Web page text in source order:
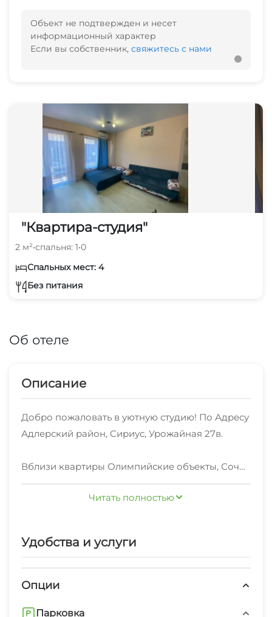
Объект не подтвержден и несет
информационный характер
Если вы собственник, свяжитесь с нами
"Квартира-студия"
2 м²•спальня: 1•0
Спальных мест: 4
Без питания
Об отеле
Описание
Добро пожаловать в уютную студию! По Адресу
Адлерский район, Сириус, Урожайная 27в.
Вблизи квартиры Олимпийские объекты, Сочи
Парк, Имеретинская набережная.
Абхазская граница в пешей доступности 15 мин
Рядом магазин, рынок, автобусные остановки, 5
другую сторону и Вы в центре Адлера.
В квартире есть все для комфортного
Читать полностью
Удобства и услуги
Опции
Парковка